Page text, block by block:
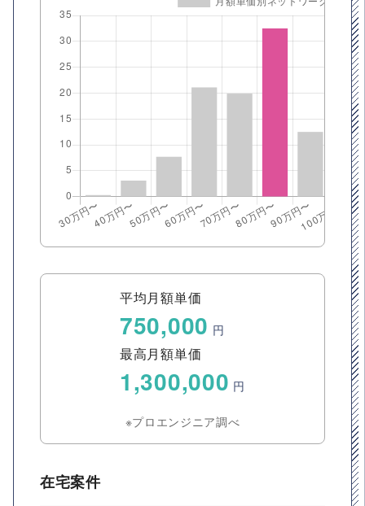
平均月額単価
750,000 円
最高月額単価
1,300,000 円
※プロエンジニア調べ
在宅案件